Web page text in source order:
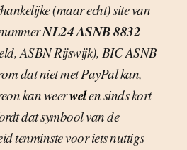
(maar echt) site van
NL24 ASNB 8832
ASBN Rijswijk), BIC ASNB
dat niet met PayPal kan,
kan weerwelen sinds kort
dat symbool van de
tenminste voor iets nuttigs